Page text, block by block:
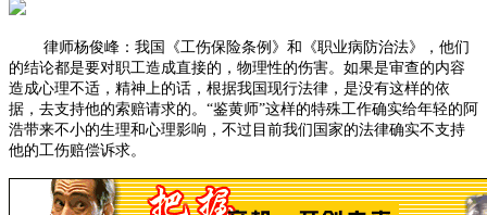
律师杨俊峰：我国《工伤保险条例》和《职业病防治法》，他们
的结论都是要对职工造成直接的，物理性的伤害。如果是审查的内容
造成心理不适，精神上的话，根据我国现行法律，是没有这样的依
据，去支持他的索赔请求的。“鉴黄师”这样的特殊工作确实给年轻的阿
浩带来不小的生理和心理影响，不过目前我们国家的法律确实不支持
他的工伤赔偿诉求。